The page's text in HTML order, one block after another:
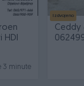
HDI
3 minute
Izdvojeno
Ceddy